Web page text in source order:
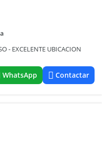
- EXCELENTE UBICACION
WhatsApp Contactar